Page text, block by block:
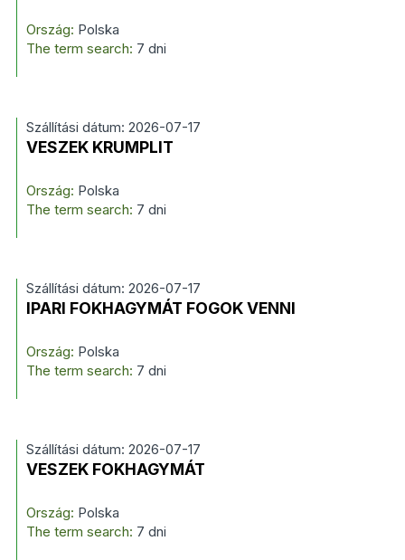
Ország: Polska
The term search: 7 dni
Szállítási dátum: 2026-07-17
VESZEK KRUMPLIT
Ország: Polska
The term search: 7 dni
Szállítási dátum: 2026-07-17
IPARI FOKHAGYMÁT FOGOK VENNI
Ország: Polska
The term search: 7 dni
Szállítási dátum: 2026-07-17
VESZEK FOKHAGYMÁT
Ország: Polska
The term search: 7 dni